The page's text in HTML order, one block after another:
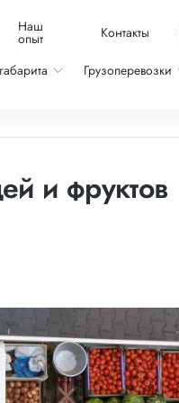
Наш
опыт Контакты
Грузоперевозки
и фруктов